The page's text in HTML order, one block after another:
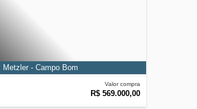
Valor compra
R$ 569.000,00
Metzler - Campo Bom